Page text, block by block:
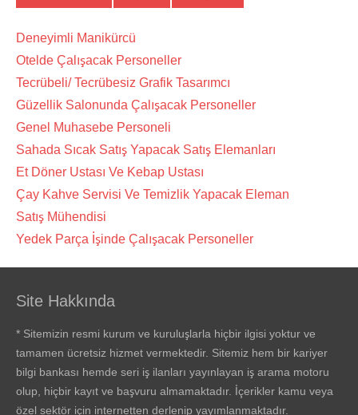
Deneyimli Manikürcü
Otelde Çalışacak Personeller
Tecrübeli/ Tecrübesiz Grafik Tasarımcı
Güzellik Salonunda Çalışacak Personeller
Genel Muhasebe Personeli
Sahada Sıcak Satış Yapacak Satış Elemanları
Et Döner Ustası Ve Kebap Ustası
Çay Kahve Servisi Ve Temizlik Yapacak Eleman
Satış Mühendisi
Yedek Parça İşinde Çalışacak Personeller
Site Hakkında
* Sitemizin resmi kurum ve kuruluşlarla hiçbir ilgisi yoktur ve
tamamen ücretsiz hizmet vermektedir. Sitemiz hem bir kariyer
bilgi bankası hemde seri iş ilanları yayınlayan iş arama motoru
olup, hiçbir kayıt ve başvuru almamaktadır. İçerikler kamu veya
özel sektör için internetten derlenip yayımlanmaktadır.